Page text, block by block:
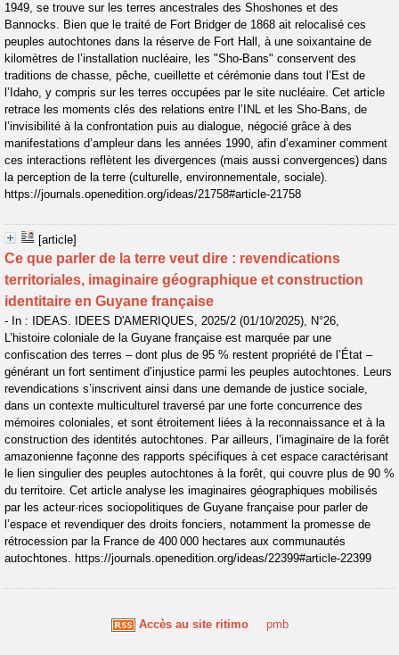
1949, se trouve sur les terres ancestrales des Shoshones et des
Bannocks. Bien que le traité de Fort Bridger de 1868 ait relocalisé ces
peuples autochtones dans la réserve de Fort Hall, à une soixantaine de
kilomètres de l’installation nucléaire, les "Sho-Bans" conservent des
traditions de chasse, pêche, cueillette et cérémonie dans tout l’Est de
l’Idaho, y compris sur les terres occupées par le site nucléaire. Cet article
retrace les moments clés des relations entre l’INL et les Sho-Bans, de
l’invisibilité à la confrontation puis au dialogue, négocié grâce à des
manifestations d’ampleur dans les années 1990, afin d’examiner comment
ces interactions reflètent les divergences (mais aussi convergences) dans
la perception de la terre (culturelle, environnementale, sociale).
https://journals.openedition.org/ideas/21758#article-21758
[article]
Ce que parler de la terre veut dire : revendications
territoriales, imaginaire géographique et construction
identitaire en Guyane française
- In : IDEAS. IDEES D'AMERIQUES, 2025/2 (01/10/2025), N°26,
L’histoire coloniale de la Guyane française est marquée par une
confiscation des terres – dont plus de 95 % restent propriété de l’État –
générant un fort sentiment d’injustice parmi les peuples autochtones. Leurs
revendications s’inscrivent ainsi dans une demande de justice sociale,
dans un contexte multiculturel traversé par une forte concurrence des
mémoires coloniales, et sont étroitement liées à la reconnaissance et à la
construction des identités autochtones. Par ailleurs, l’imaginaire de la forêt
amazonienne façonne des rapports spécifiques à cet espace caractérisant
le lien singulier des peuples autochtones à la forêt, qui couvre plus de 90 %
du territoire. Cet article analyse les imaginaires géographiques mobilisés
par les acteur·rices sociopolitiques de Guyane française pour parler de
l’espace et revendiquer des droits fonciers, notamment la promesse de
rétrocession par la France de 400 000 hectares aux communautés
autochtones. https://journals.openedition.org/ideas/22399#article-22399
Accès au site ritimo pmb